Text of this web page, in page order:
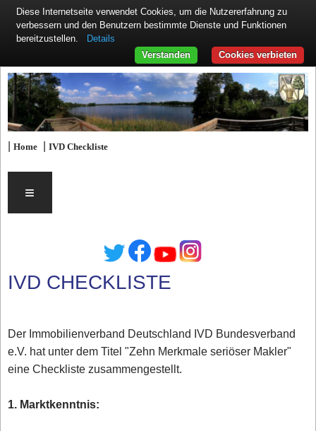
|Home |IVD Checkliste
≡
IVD CHECKLISTE
Der Immobilienverband Deutschland IVD Bundesverband
e.V. hat unter dem Titel "Zehn Merkmale seriöser Makler"
eine Checkliste zusammengestellt.
1. Marktkenntnis:
Diese Internetseite verwendet Cookies, um die Nutzererfahrung zu
verbessern und den Benutzern bestimmte Dienste und Funktionen
bereitzustellen.
Details
Cookies verbieten
Verstanden